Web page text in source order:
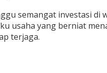
semangat investasi di
usaha yang berniat
terjaga.